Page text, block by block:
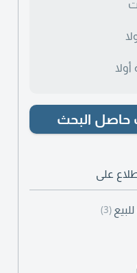
أولا
حاصل البحث
على
(3)